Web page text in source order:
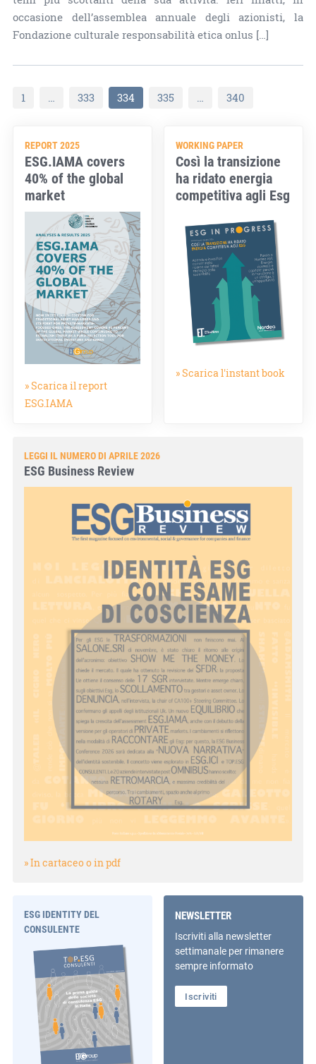
occasione dell’assemblea annuale degli azionisti, la
Fondazione culturale responsabilità etica onlus […]
1 … 333 334 335 … 340
REPORT 2025
ESG.IAMA covers
40% of the global
market
» Scarica il report
ESG.IAMA
WORKING PAPER
Così la transizione
ha ridato energia
competitiva agli Esg
» Scarica l'instant book
LEGGI IL NUMERO DI APRILE 2026
ESG Business Review
» In cartaceo o in pdf
ESG IDENTITY DEL
CONSULENTE
NEWSLETTER
Iscriviti alla newsletter
settimanale per rimanere
sempre informato
Iscriviti